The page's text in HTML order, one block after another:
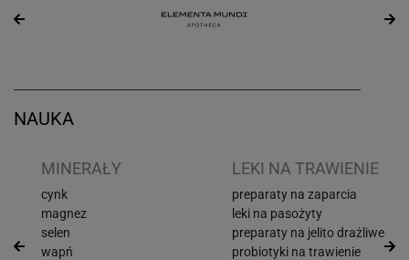
NAUKA
MINERAŁY
cynk
magnez
selen
wapń
LEKI NA TRAWIENIE
preparaty na zaparcia
leki na pasożyty
preparaty na jelito drażliwe
probiotyki na trawienie